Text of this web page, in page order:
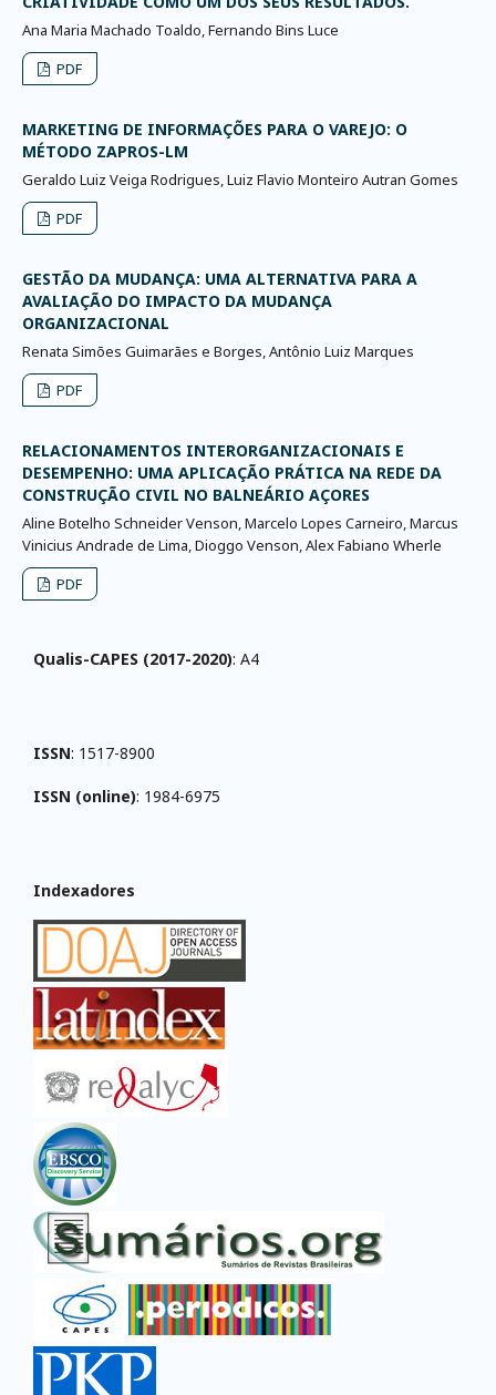
Ana Maria Machado Toaldo, Fernando Bins Luce
PDF
MARKETING DE INFORMAÇÕES PARA O VAREJO: O
MÉTODO ZAPROS-LM
Geraldo Luiz Veiga Rodrigues, Luiz Flavio Monteiro Autran Gomes
PDF
GESTÃO DA MUDANÇA: UMA ALTERNATIVA PARA A
AVALIAÇÃO DO IMPACTO DA MUDANÇA
ORGANIZACIONAL
Renata Simões Guimarães e Borges, Antônio Luiz Marques
PDF
RELACIONAMENTOS INTERORGANIZACIONAIS E
DESEMPENHO: UMA APLICAÇÃO PRÁTICA NA REDE DA
CONSTRUÇÃO CIVIL NO BALNEÁRIO AÇORES
Aline Botelho Schneider Venson, Marcelo Lopes Carneiro, Marcus
Vinicius Andrade de Lima, Dioggo Venson, Alex Fabiano Wherle
PDF
Qualis-CAPES (2017-2020): A4
ISSN: 1517-8900
ISSN (online): 1984-6975
Indexadores